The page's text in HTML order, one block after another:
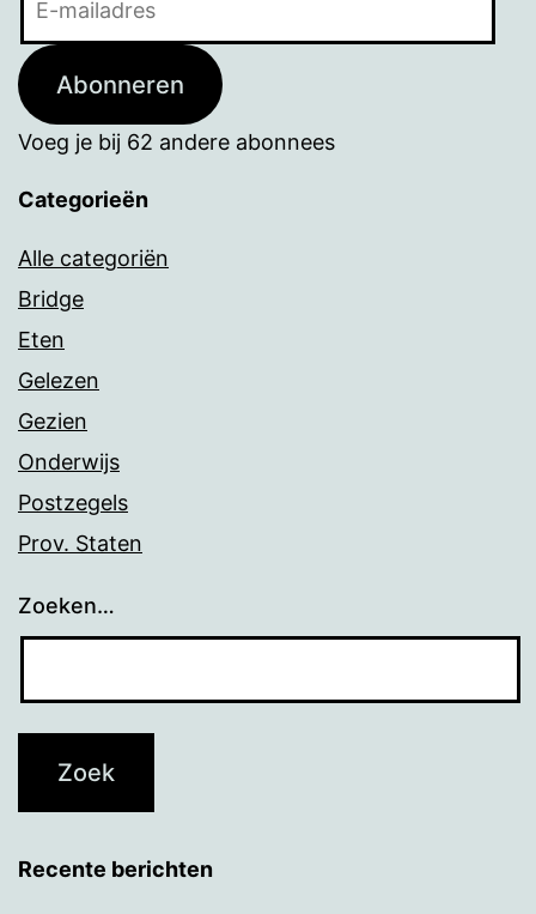
Abonneren
Voeg je bij 62 andere abonnees
Categorieën
Alle categoriën
Bridge
Eten
Gelezen
Gezien
Onderwijs
Postzegels
Prov. Staten
Zoeken…
Recente berichten